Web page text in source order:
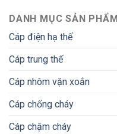
DANH MỤC SẢN PHẨM
Cáp điện hạ thế
Cáp trung thế
Cáp nhôm vặn xoắn
Cáp chống cháy
Cáp chậm cháy